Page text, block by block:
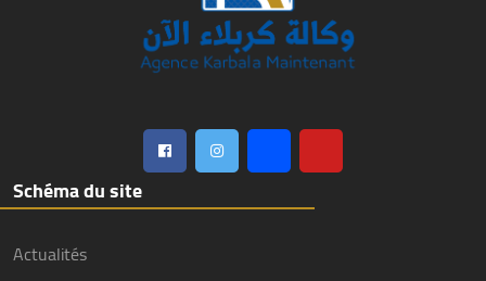
Schéma du site
Actualités